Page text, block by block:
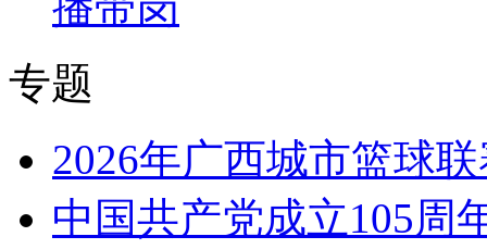
专题
2026年广西城市篮球
中国共产党成立105周